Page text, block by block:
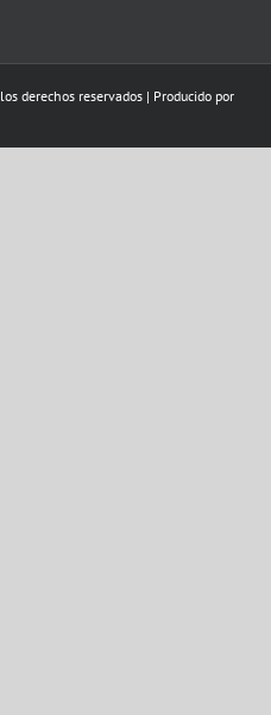
derechos reservados | Producido por